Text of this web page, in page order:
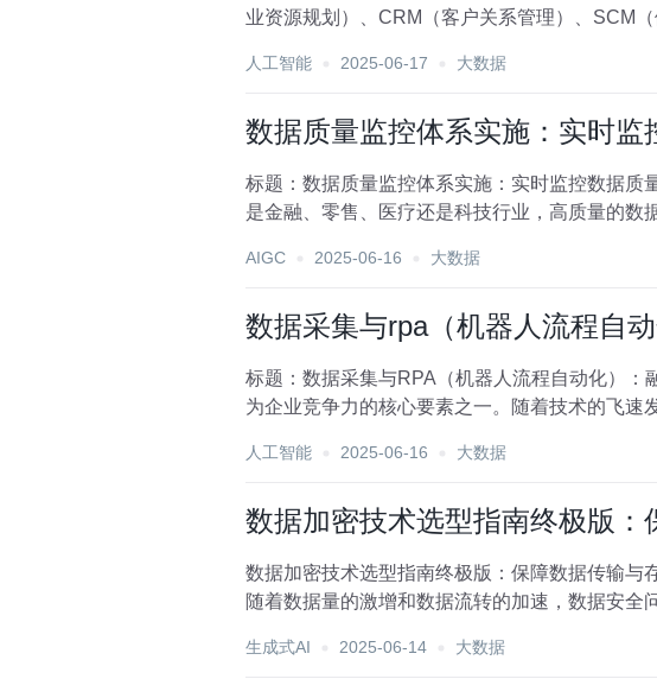
业资源规划）、CRM（客户关系管理）、SCM
人工智能 2025-06-17 大数据
数据质量监控体系实施：实时监
标题：数据质量监控体系实施：实时监控数据质
是金融、零售、医疗还是科技行业，高质量的数
AIGC 2025-06-16 大数据
数据采集与rpa（机器人流程自动
标题：数据采集与RPA（机器人流程自动化）
为企业竞争力的核心要素之一。随着技术的飞速
人工智能 2025-06-16 大数据
数据加密技术选型指南终极版：
数据加密技术选型指南终极版：保障数据传输与
随着数据量的激增和数据流转的加速，数据安
生成式AI 2025-06-14 大数据